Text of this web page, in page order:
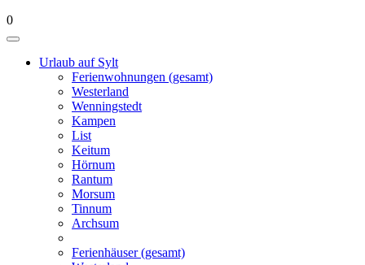
0
Urlaub auf Sylt
Ferienwohnungen (gesamt)
Westerland
Wenningstedt
Kampen
List
Keitum
Hörnum
Rantum
Morsum
Tinnum
Archsum
Ferienhäuser (gesamt)